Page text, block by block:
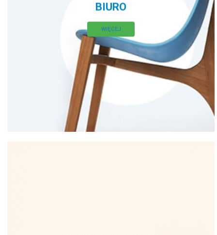
BIURO
WIĘCEJ